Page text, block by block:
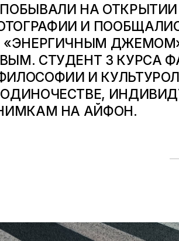
НА
И
«ЭНЕРГИЧНЫМ
СТУДЕНТ 3 КУРСА
И
ОДИНОЧЕСТВЕ,
НА АЙФОН.